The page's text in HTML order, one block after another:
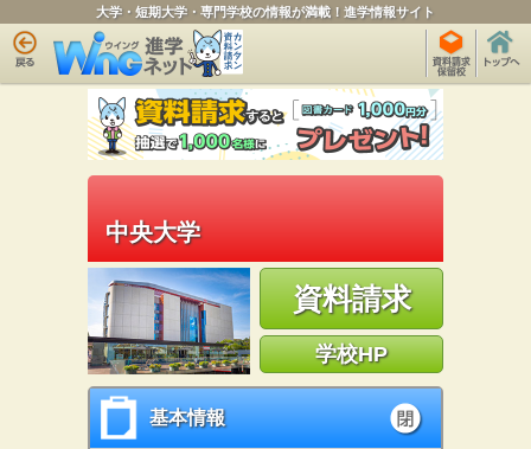
大学・短期大学・専門学校の情報が満載！進学情報サイト
中央大学
資料請求
学校HP
基本情報
基本情報